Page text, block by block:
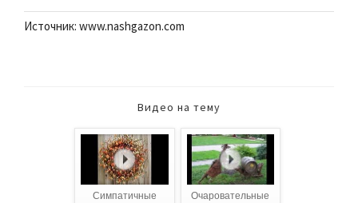
Источник: www.nashgazon.com
Видео на тему
Симпатичные
Очаровательные